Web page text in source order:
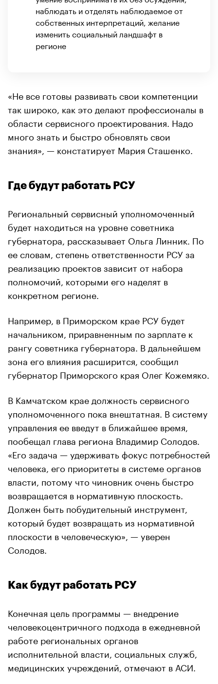
наблюдать и отделять наблюдаемое от
собственных интерпретаций, желание
изменить социальный ландшафт в
регионе
«Не все готовы развивать свои компетенции
так широко, как это делают профессионалы в
области сервисного проектирования. Надо
много знать и быстро обновлять свои
знания», — констатирует Мария Сташенко.
Где будут работать РСУ
Региональный сервисный уполномоченный
будет находиться на уровне советника
губернатора, рассказывает Ольга Линник. По
ее словам, степень ответственности РСУ за
реализацию проектов зависит от набора
полномочий, которыми его наделят в
конкретном регионе.
Например, в Приморском крае РСУ будет
начальником, приравненным по зарплате к
рангу советника губернатора. В дальнейшем
зона его влияния расширится, сообщил
губернатор Приморского края Олег Кожемяко.
В Камчатском крае должность сервисного
уполномоченного пока внештатная. В систему
управления ее введут в ближайшее время,
пообещал глава региона Владимир Солодов.
«Его задача — удерживать фокус потребностей
человека, его приоритеты в системе органов
власти, потому что чиновник очень быстро
возвращается в нормативную плоскость.
Должен быть побудительный инструмент,
который будет возвращать из нормативной
плоскости в человеческую», — уверен
Солодов.
Как будут работать РСУ
Конечная цель программы — внедрение
человекоцентричного подхода в ежедневной
работе региональных органов
исполнительной власти, социальных служб,
медицинских учреждений, отмечают в АСИ.